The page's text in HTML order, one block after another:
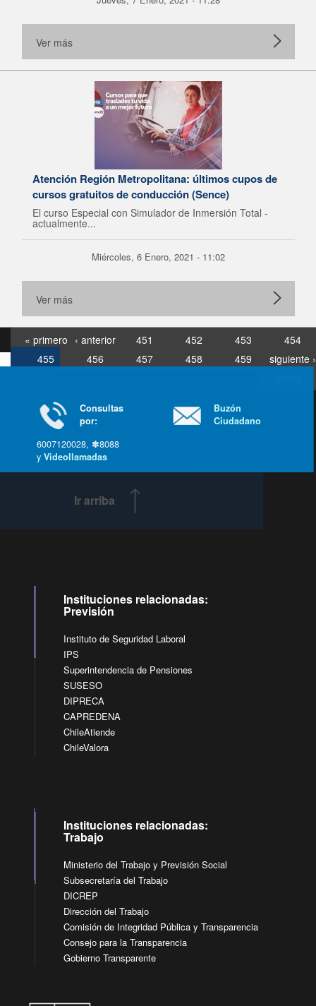
Ver más
Atención Región Metropolitana: últimos cupos de
cursos gratuitos de conducción (Sence)
El curso Especial con Simulador de Inmersión Total -
actualmente...
Miércoles, 6 Enero, 2021 - 11:02
Ver más
« primero ‹ anterior 451 452 453
454
455
456 457 458 459
siguiente ›
Consultas
por:
6007120028, ✽8088
yVideollamadas
Buzón
Ciudadano
Instituciones relacionadas:
Previsión
Instituto de Seguridad Laboral
IPS
Superintendencia de Pensiones
SUSESO
DIPRECA
CAPREDENA
ChileAtiende
ChileValora
Instituciones relacionadas:
Trabajo
Ministerio del Trabajo y Previsión Social
Subsecretaría del Trabajo
DICREP
Dirección del Trabajo
Comisión de Integridad Pública y Transparencia
Consejo para la Transparencia
Gobierno Transparente